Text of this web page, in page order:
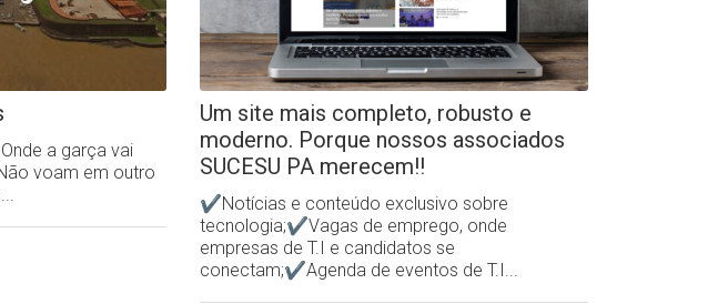
a garça vai
voam em outro
Um site mais completo, robusto e
moderno. Porque nossos associados
SUCESU PA merecem!!
✔Notícias e conteúdo exclusivo sobre
tecnologia;✔Vagas de emprego, onde
empresas de T.I e candidatos se
conectam;✔Agenda de eventos de T.I...